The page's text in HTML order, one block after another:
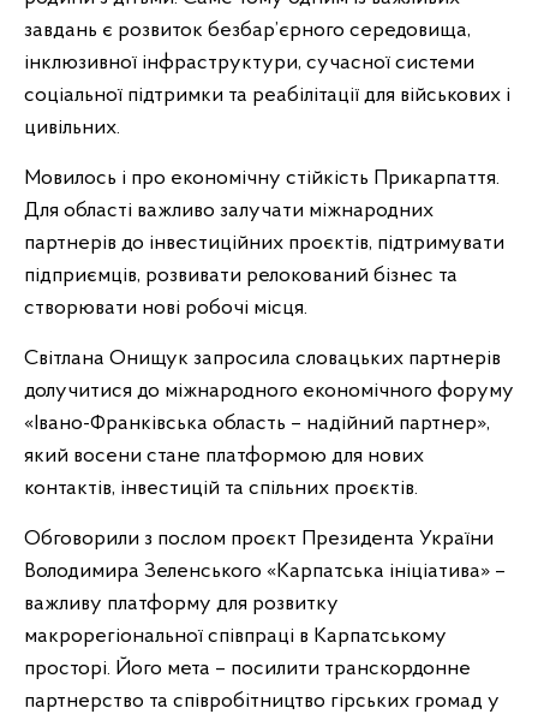
завдань є розвиток безбар’єрного середовища,
інклюзивної інфраструктури, сучасної системи
соціальної підтримки та реабілітації для військових і
цивільних.
Мовилось і про економічну стійкість Прикарпаття.
Для області важливо залучати міжнародних
партнерів до інвестиційних проєктів, підтримувати
підприємців, розвивати релокований бізнес та
створювати нові робочі місця.
Світлана Онищук запросила словацьких партнерів
долучитися до міжнародного економічного форуму
«Івано-Франківська область – надійний партнер»,
який восени стане платформою для нових
контактів, інвестицій та спільних проєктів.
Обговорили з послом проєкт Президента України
Володимира Зеленського «Карпатська ініціатива» –
важливу платформу для розвитку
макрорегіональної співпраці в Карпатському
просторі. Його мета – посилити транскордонне
партнерство та співробітництво гірських громад у